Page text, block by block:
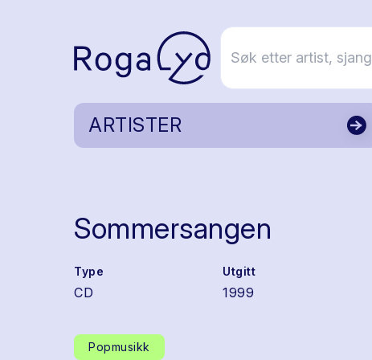
ARTISTER
Sommersangen
Type
CD
Utgitt
1999
Popmusikk